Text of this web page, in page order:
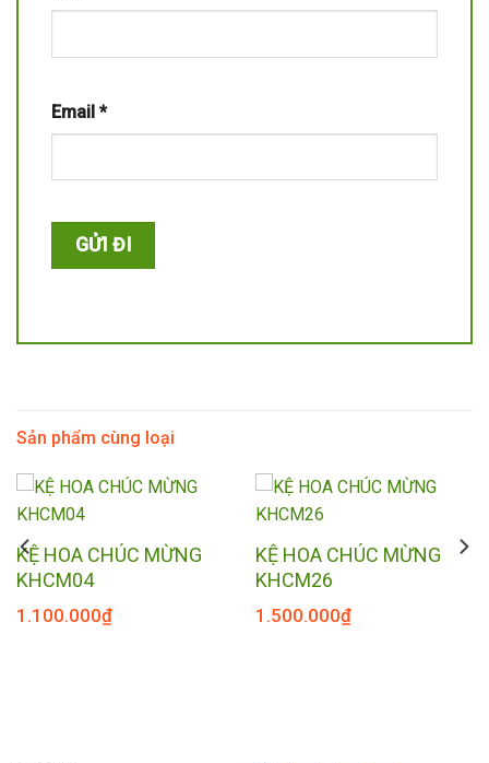
Email *
Sản phẩm cùng loại
KỆ HOA CHÚC MỪNG
KHCM04
1.100.000₫
KỆ HOA CHÚC MỪNG
KHCM26
1.500.000₫